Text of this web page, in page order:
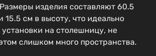
изделия составляют 60.5
см в высоту, что идеально
установки на столешницу, не
слишком много пространства.